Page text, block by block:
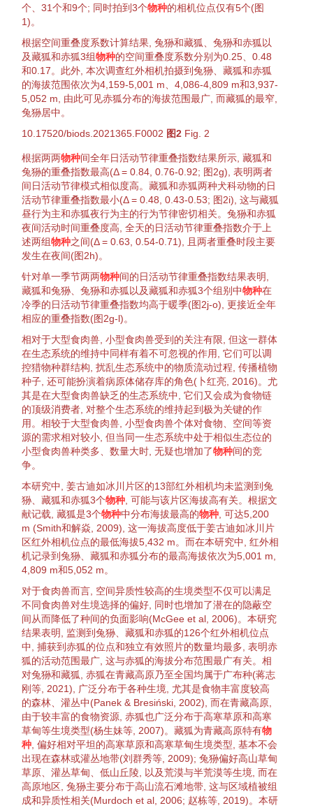
个、31个和9个; 同时拍到3个物种的相机位点仅有5个(图
1)。
根据空间重叠度系数计算结果, 兔狲和藏狐 兔狲和赤狐 以
及藏狐和赤狐3组物种的空间重叠度系数分别为0.25、0.48
和0.17。此外, 本次调查红外相机拍摄到兔狲 藏狐和赤狐
的海拔范围依次为4,159-5,001 m、4,086-4,809 m和3,937-
5,052 m, 由此可见赤狐分布的海拔范围最广, 而藏狐的最窄,
兔狲居中。
10.17520/biods.2021365.F0002 图2 Fig. 2
根据两两物种间全年日活动节律重叠指数结果所示, 藏狐和
兔狲的重叠指数最高(Δ = 0.84, 0.76-0.92; 图2g), 表明两者
间日活动节律模式相似度高。 藏狐和赤狐两种犬科动物的日
活动节律重叠指数最小(Δ = 0.48, 0.43-0.53; 图2i), 这与藏狐
昼行为主和赤狐夜行为主的行为节律密切相关。 兔狲和赤狐
夜间活动时间重叠度高, 全天的日活动节律重叠指数介于上
述两组物种之间(Δ = 0.63, 0.54-0.71), 且两者重叠时段主要
发生在夜间(图2h)。
针对单一季节两两物种间的日活动节律重叠指数结果表明,
藏狐和兔狲 兔狲和赤狐 以及藏狐和赤狐3个组别中物种在
冷季的日活动节律重叠指数均高于暖季(图2j-o), 更接近全年
相应的重叠指数(图2g-l)。
相对于大型食肉兽, 小型食肉兽受到的关注有限, 但这一群体
在生态系统的维持中同样有着不可忽视的作用, 它们可以调
控猎物种群结构 , 扰乱生态系统中的物质流动过程, 传播植物
种子 , 还可能扮演着病原体储存库的角色(卜红亮, 2016)。尤
其是在大型食肉兽缺乏的生态系统中, 它们又会成为食物链
的顶级消费者 , 对整个生态系统的维持起到极为关键的作
用。相较于大型食肉兽, 小型食肉兽个体对食物、空间等资
源的需求相对较小, 但当同一生态系统中处于相似生态位的
小型食肉兽种类多、数量大时, 无疑也增加了物种间的竞
争。
本研究中, 姜古迪如冰川片区的13部红外相机均未监测到兔
狲
藏狐和赤狐3个物种 , 可能与该片区海拔高有关。根据文
献记载, 藏狐是3个物种中分布海拔最高的物种 , 可达5,200
m (Smith和解焱, 2009), 这一海拔高度低于姜古迪如冰川片
区红外相机位点的最低海拔5,432 m。而在本研究中, 红外相
机记录到兔狲 藏狐和赤狐分布的最高海拔依次为5,001 m,
4,809 m和5,052 m。
对于食肉兽而言, 空间异质性较高的生境类型不仅可以满足
不同食肉兽对生境选择的偏好, 同时也增加了潜在的隐蔽空
间从而降低了种间的负面影响(McGee et al, 2006)。本研究
结果表明, 监测到兔狲 藏狐和赤狐的126个红外相机位点
中, 捕获到赤狐的位点和独立有效照片的数量均最多, 表明赤
狐的活动范围最广, 这与赤狐的海拔分布范围最广有关。相
对兔狲和藏狐 赤狐在青藏高原乃至全国均属于广布种(蒋志
刚等, 2021), 广泛分布于各种生境 , 尤其是食物丰富度较高
的森林 灌丛中(Panek & Bresiński, 2002), 而在青藏高原,
由于较丰富的食物资源 赤狐也广泛分布于高寒草原和高寒
草甸等生境类型(杨生妹等, 2007)。 藏狐为青藏高原特有物
种 , 偏好相对平坦的高寒草原和高寒草甸生境类型, 基本不会
出现在森林或灌丛地带(刘群秀等, 2009); 兔狲偏好高山草甸
草原
灌丛草甸 、低山丘陵, 以及荒漠与半荒漠等生境 , 而在
高原地区, 兔狲主要分布于高山流石滩地带, 这与区域植被组
成和异质性相关(Murdoch et al, 2006; 赵栋等, 2019)。本研